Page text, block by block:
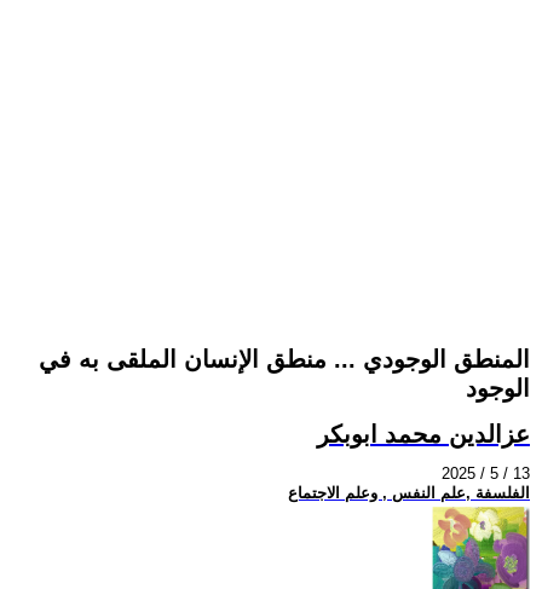
المنطق الوجودي ... منطق الإنسان الملقى به في
الوجود
عزالدين محمد ابوبكر
2025 / 5 / 13
الفلسفة ,علم النفس , وعلم الاجتماع